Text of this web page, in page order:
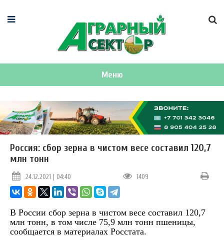
Меню
Россия: сбор зерна в чистом весе составил 120,7
млн тонн
24.12.2021 | 04:40 1409
В России сбор зерна в чистом весе составил 120,7
млн тонн, в том числе 75,9 млн тонн пшеницы,
сообщается в материалах Росстата.